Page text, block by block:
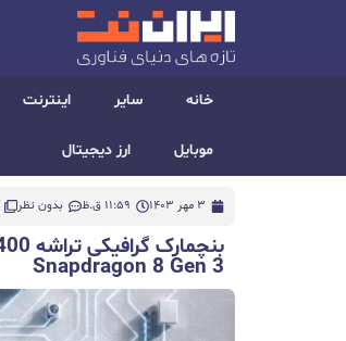
خانه سایر اینترنت
موبایل ارز دیجیتال
3 مهر 1403 11:59 ق.ظ بدون نظر
Snapdragon 8 Gen 3